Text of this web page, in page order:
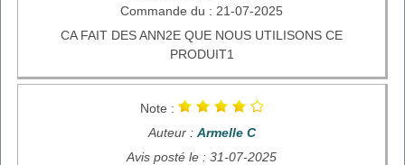
Commande du : 21-07-2025
CA FAIT DES ANN2E QUE NOUS UTILISONS CE
PRODUIT1
Note :
Auteur : Armelle C
Avis posté le : 31-07-2025